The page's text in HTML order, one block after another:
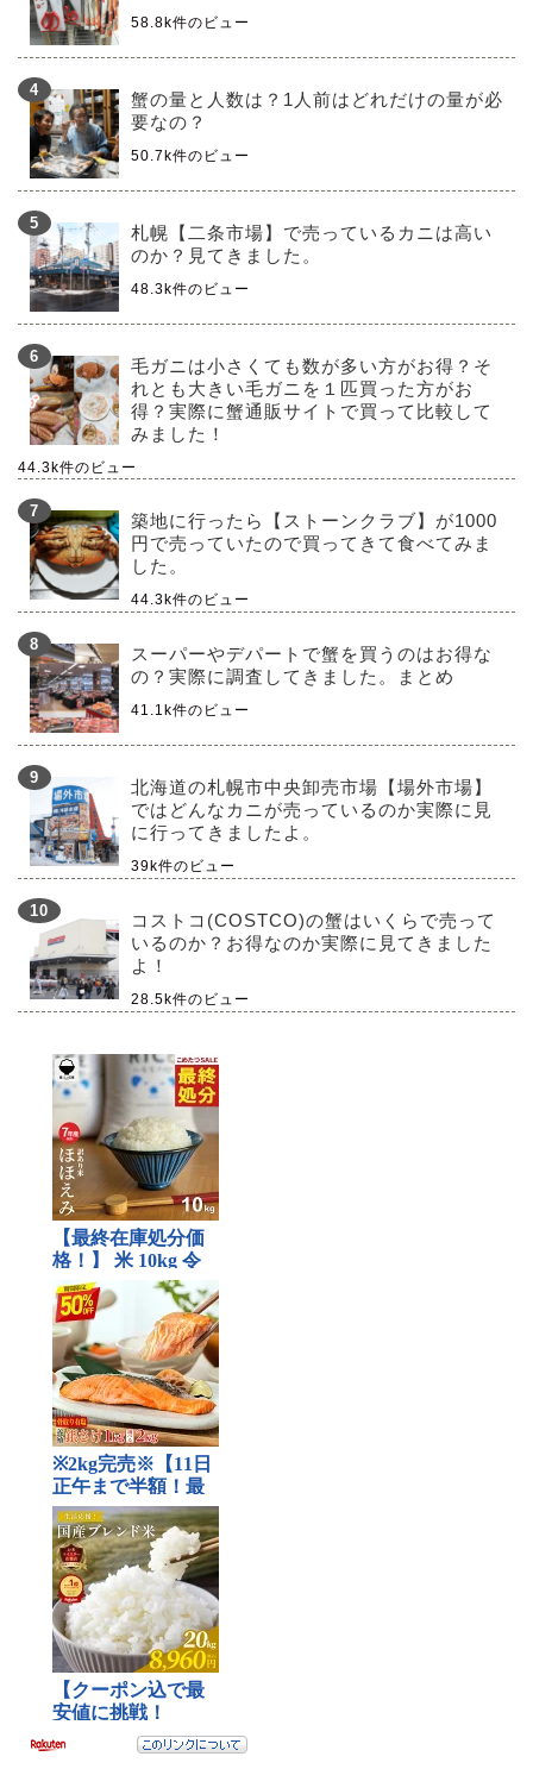
58.8k件のビュー
蟹の量と人数は？1人前はどれだけの量が必
要なの？
50.7k件のビュー
札幌【二条市場】で売っているカニは高い
のか？見てきました。
48.3k件のビュー
毛ガニは小さくても数が多い方がお得？そ
れとも大きい毛ガニを１匹買った方がお
得？実際に蟹通販サイトで買って比較して
みました！
44.3k件のビュー
築地に行ったら【ストーンクラブ】が1000
円で売っていたので買ってきて食べてみま
した。
44.3k件のビュー
スーパーやデパートで蟹を買うのはお得な
の？実際に調査してきました。まとめ
41.1k件のビュー
北海道の札幌市中央卸売市場【場外市場】
ではどんなカニが売っているのか実際に見
に行ってきましたよ。
39k件のビュー
コストコ(COSTCO)の蟹はいくらで売って
いるのか？お得なのか実際に見てきました
よ！
28.5k件のビュー